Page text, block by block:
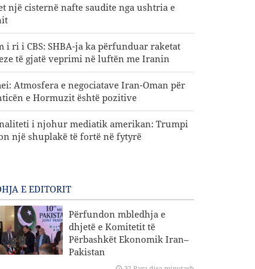
një cisternë nafte saudite nga ushtria e
i ri i CBS: SHBA-ja ka përfunduar raketat
të gjatë veprimi në luftën me Iranin
Atmosfera e negociatave Iran-Oman për
e Hormuzit është pozitive
i njohur mediatik amerikan: Trumpi
një shuplakë të fortë në fytyrë
E EDITORIT
Përfundon mbledhja e
dhjetë e Komitetit të
Përbashkët Ekonomik Iran–
Pakistan